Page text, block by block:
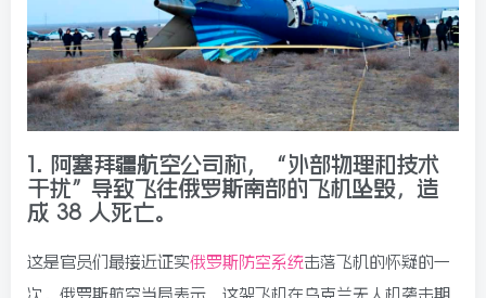
1. 阿塞拜疆航空公司称，“外部物理和技术
干扰”导致飞往俄罗斯南部的飞机坠毁，造
成 38 人死亡。
这是官员们最接近证实俄罗斯防空系统击落 飞机的怀疑的一
次。俄罗斯航空当局表示，这架飞机在乌克兰无人机袭击期